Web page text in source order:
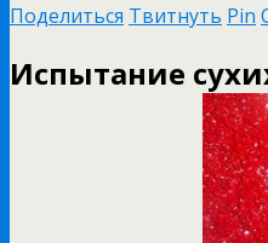
Поделиться Твитнуть Pin
Испытание